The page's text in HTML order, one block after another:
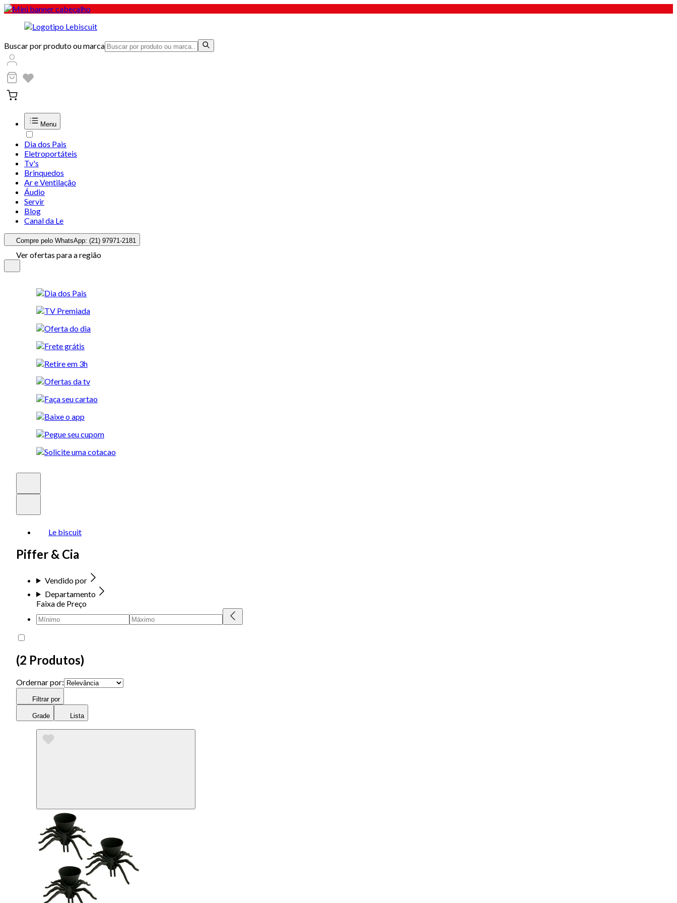
Buscar por produto ou marca
Menu
Dia dos Pais
Eletroportáteis
Tv's
Brinquedos
Ar e Ventilação
Áudio
Servir
Blog
Canal da Le
Compre pelo WhatsApp: (21) 97971-2181
Ver ofertas para a região
Le biscuit
Piffer & Cia
Vendido por
Departamento
Faixa de Preço
(2 Produtos)
Ordernar por:
Filtrar por
Grade Lista